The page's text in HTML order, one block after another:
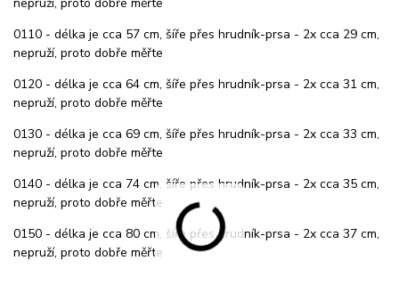
0110 - délka je cca 57 cm, šíře přes hrudník-prsa - 2x cca 29 cm,
nepruží, proto dobře měřte
0120 - délka je cca 64 cm, šíře přes hrudník-prsa - 2x cca 31 cm,
nepruží, proto dobře měřte
0130 - délka je cca 69 cm, šíře přes hrudník-prsa - 2x cca 33 cm,
nepruží, proto dobře měřte
0140 - délka je cca 74 cm, šíře přes hrudník-prsa - 2x cca 35 cm,
nepruží, proto dobře měřte
0150 - délka je cca 80 cm, šíře přes hrudník-prsa - 2x cca 37 cm,
nepruží, proto dobře měřte